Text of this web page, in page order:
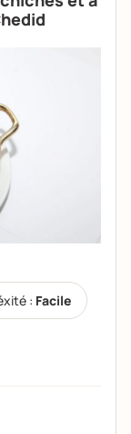
: Facile